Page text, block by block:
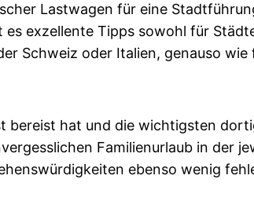
Lastwagen für eine
exzellente Tipps sowohl für
Schweiz oder Italien, genauso
bereist hat und die wichtigsten
Familienurlaub in der
ebenso wenig